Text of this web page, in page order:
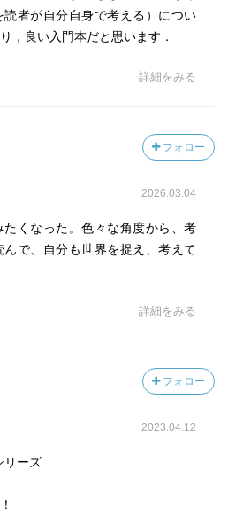
者が自分自身で考える）につい
，良い入門本だと思います．
詳細をみる
フォロー
2026.03.04
くなった。色々な角度から、考
で、自分も世界を捉え、考えて
詳細をみる
フォロー
2023.04.12
リーズ